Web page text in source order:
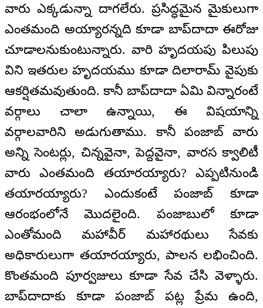
వారు ఎక్కడున్నా దాగలేరు. ప్రసిద్ధమైన మైకులుగా
ఎంతమంది అయ్యారన్నది కూడా బాప్‌దాదా ఈరోజు
చూడాలనుకుంటున్నారు. వారి హృదయపు పిలుపు
విని ఇతరుల హృదయము కూడా దిలారామ్ వైపుకు
ఆకర్షితమవుతుంది. కానీ బాప్‌దాదా ఏమి విన్నారంటే
వర్గాలు చాలా ఉన్నాయి, ఈ విషయాన్ని
వర్గాలవారిని అడుగుతాము. కానీ పంజాబ్ వారు
అన్ని సెంటర్లు, చిన్నవైనా, పెద్దవైనా, వారస క్వాలిటీ
వారు ఎంతమంది తయారయ్యారు? ఎప్పటినుండి
తయారయ్యారు? ఎందుకంటే పంజాబ్ కూడా
ఆరంభంలోనే మొదలైంది. పంజాబులో కూడా
ఎంతోమంది మహావీర్ మహారథులు సేవకు
అధికారులుగా తయారయ్యారు, పాలన లభించింది.
కొంతమంది పూర్వజులు కూడా సేవ చేసి వెళ్ళారు.
బాప్‌దాదాకు కూడా పంజాబ్ పట్ల ప్రేమ ఉంది,